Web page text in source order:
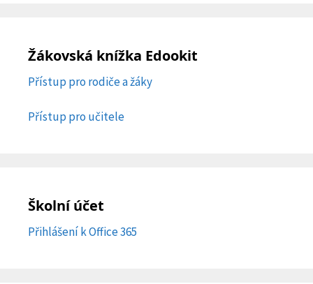
Žákovská knížka Edookit
Přístup pro rodiče a žáky
Přístup pro učitele
Školní účet
Přihlášení k Office 365